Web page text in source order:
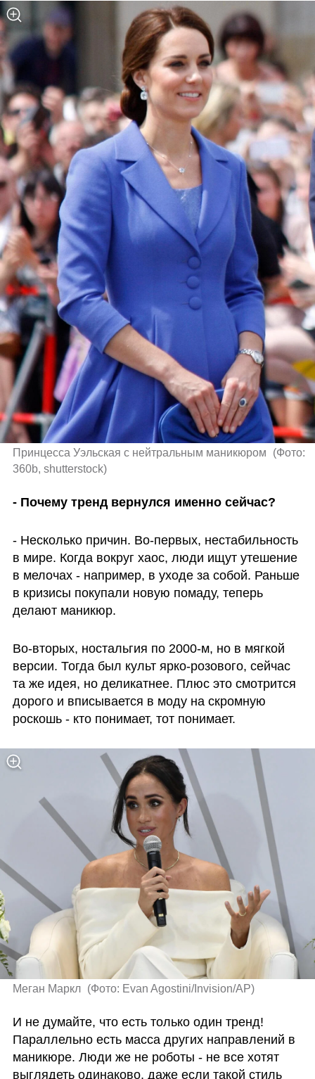
Принцесса Уэльская с нейтральным маникюром (Фото:
360b, shutterstock)
- Почему тренд вернулся именно сейчас?
- Несколько причин. Во-первых, нестабильность
в мире. Когда вокруг хаос, люди ищут утешение
в мелочах - например, в уходе за собой. Раньше
в кризисы покупали новую помаду, теперь
делают маникюр.
Во-вторых, ностальгия по 2000-м, но в мягкой
версии. Тогда был культ ярко-розового, сейчас
та же идея, но деликатнее. Плюс это смотрится
дорого и вписывается в моду на скромную
роскошь - кто понимает, тот понимает.
Меган Маркл (Фото: Evan Agostini/Invision/AP)
И не думайте, что есть только один тренд!
Параллельно есть масса других направлений в
маникюре. Люди же не роботы - не все хотят
выглядеть одинаково, даже если такой стиль